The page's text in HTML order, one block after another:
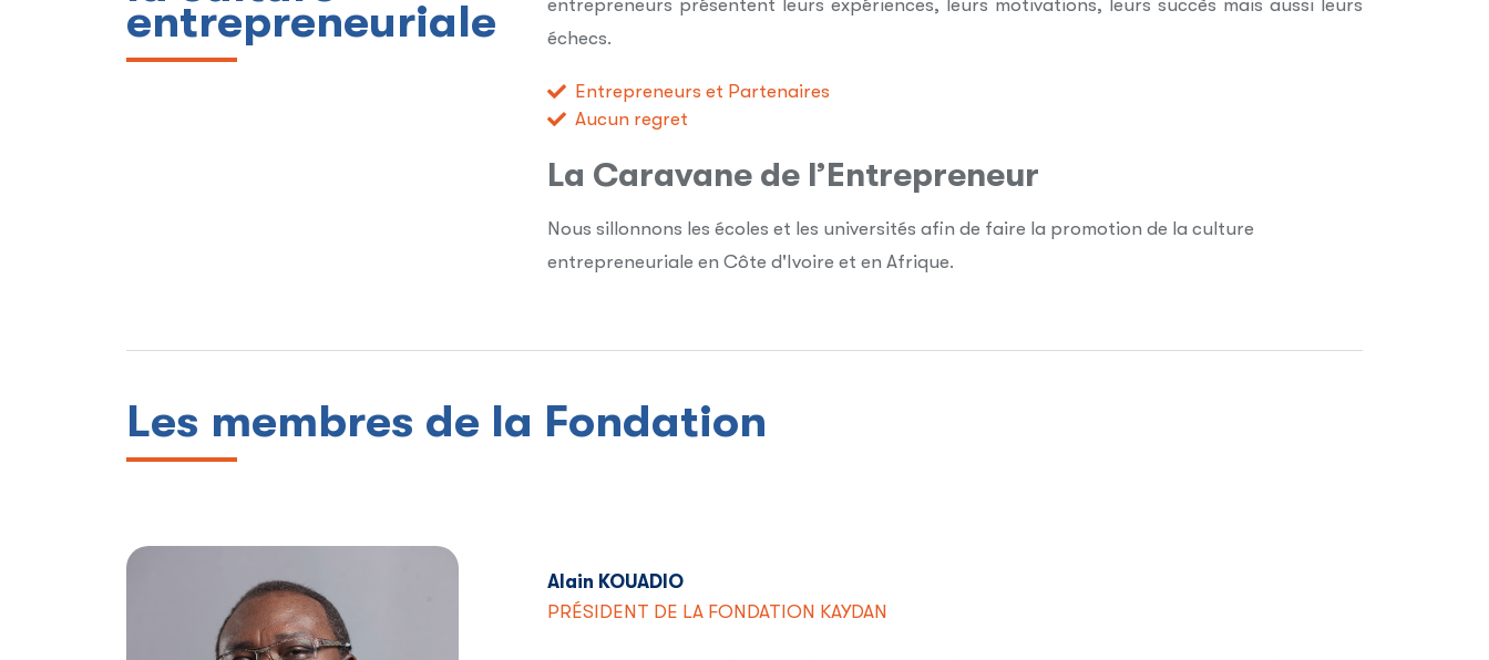
entrepreneuriale
entrepreneurs présentent leurs expériences, leurs motivations, leurs succès mais aussi leurs
échecs.
Entrepreneurs et Partenaires
Aucun regret
La Caravane de l’Entrepreneur
Nous sillonnons les écoles et les universités afin de faire la promotion de la culture
entrepreneuriale en Côte d'Ivoire et en Afrique.
Les membres de la Fondation
Alain KOUADIO
PRÉSIDENT DE LA FONDATION KAYDAN